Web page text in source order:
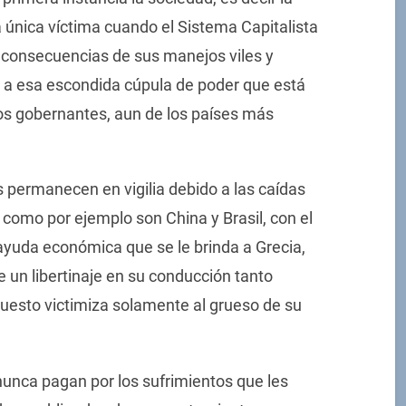
víctima cuando el Sistema Capitalista
de sus manejos viles y
esa escondida cúpula de poder que está
gobernantes, aun de los países más
en vigilia debido a las caídas
por ejemplo son China y Brasil, con el
económica que se le brinda a Grecia,
un libertinaje en su conducción tanto
victimiza solamente al grueso de su
pagan por los sufrimientos que les